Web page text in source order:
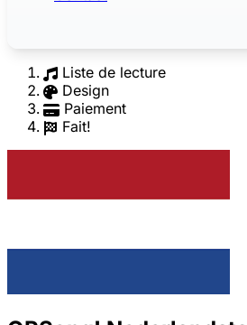
Liste de lecture
Design
Paiement
Fait!